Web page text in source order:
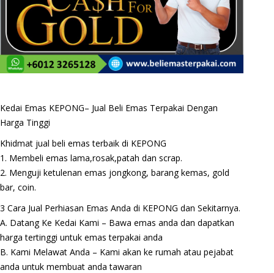
Kedai Emas KEPONG– Jual Beli Emas Terpakai Dengan
Harga Tinggi
Khidmat jual beli emas terbaik di KEPONG
1. Membeli emas lama,rosak,patah dan scrap.
2. Menguji ketulenan emas jongkong, barang kemas, gold
bar, coin.
3 Cara Jual Perhiasan Emas Anda di KEPONG dan Sekitarnya.
A. Datang Ke Kedai Kami – Bawa emas anda dan dapatkan
harga tertinggi untuk emas terpakai anda
B. Kami Melawat Anda – Kami akan ke rumah atau pejabat
anda untuk membuat anda tawaran